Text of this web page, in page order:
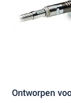
Ontworpen